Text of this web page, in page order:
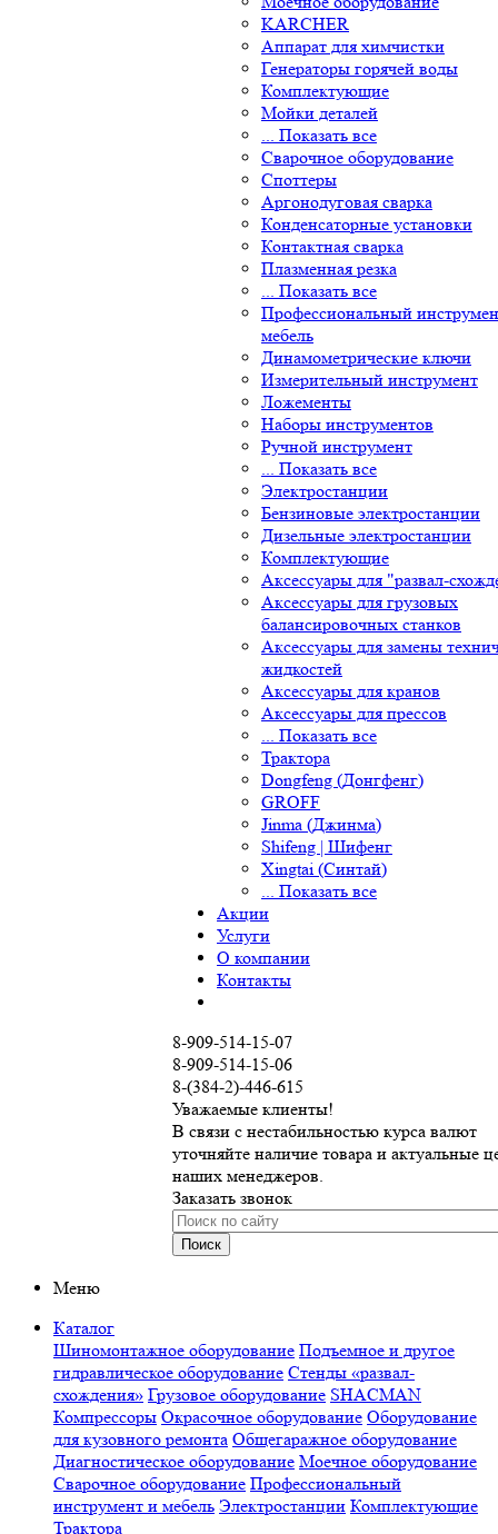
KARCHER
Аппарат для химчистки
Генераторы горячей воды
Комплектующие
Мойки деталей
... Показать все
Сварочное оборудование
Cпоттеры
Аргонодуговая сварка
Конденсаторные установки
Контактная сварка
Плазменная резка
... Показать все
Профессиональный
мебель
Динамометрические ключи
Измерительный инструмент
Ложементы
Наборы инструментов
Ручной инструмент
... Показать все
Электростанции
Бензиновые электростанции
Дизельные электростанции
Комплектующие
Аксессуары для "развал-
Аксессуары для грузовых
балансировочных станков
Аксессуары для замены
жидкостей
Аксессуары для кранов
Аксессуары для прессов
... Показать все
Трактора
Dongfeng (Донгфенг)
GROFF
Jinma (Джинма)
Shifeng | Шифенг
Xingtai (Синтай)
... Показать все
Акции
Услуги
О компании
Контакты
8-909-514-15-07
8-909-514-15-06
8-(384-2)-446-615
Уважаемые клиенты!
В связи с нестабильностью курса валют
уточняйте наличие товара и актуальные
наших менеджеров.
Заказать звонок
Меню
Каталог
Шиномонтажное оборудование Подъемное и другое
гидравлическое оборудование Стенды «развал-схождения»
Грузовое оборудование SHACMAN Компресcоры
Окрасочное оборудование Оборудование для кузовного
ремонта Общегаражное оборудование Диагностическое
оборудование Моечное оборудование Сварочное
оборудование Профессиональный инструмент и мебель
Электростанции Комплектующие Трактора
Шиномонтажное оборудование